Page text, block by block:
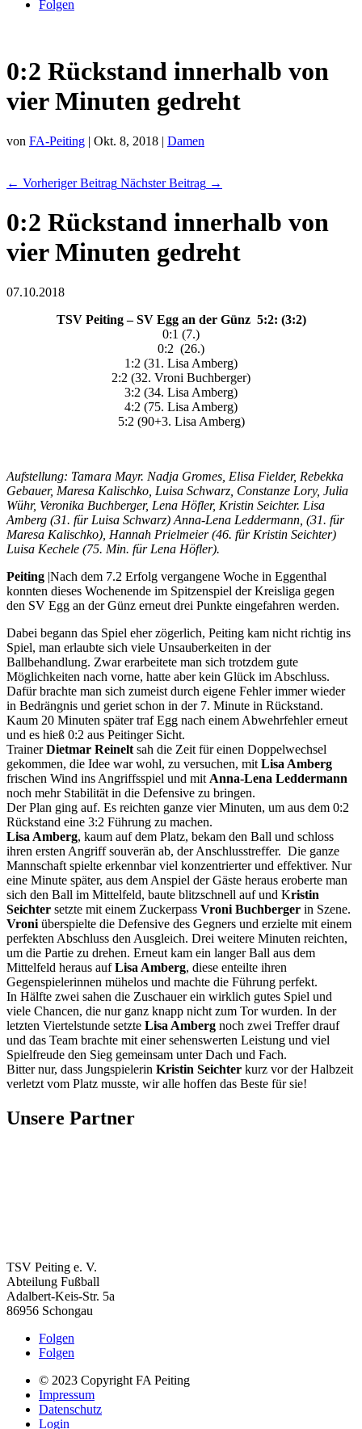
Folgen
0:2 Rückstand innerhalb von
vier Minuten gedreht
von FA-Peiting | Okt. 8, 2018 | Damen
← Vorheriger Beitrag Nächster Beitrag →
0:2 Rückstand innerhalb von
vier Minuten gedreht
07.10.2018
TSV Peiting – SV Egg an der Günz 5:2: (3:2)
0:1 (7.)
0:2 (26.)
1:2 (31. Lisa Amberg)
2:2 (32. Vroni Buchberger)
3:2 (34. Lisa Amberg)
4:2 (75. Lisa Amberg)
5:2 (90+3. Lisa Amberg)
Aufstellung: Tamara Mayr. Nadja Gromes, Elisa Fielder, Rebekka
Gebauer, Maresa Kalischko, Luisa Schwarz, Constanze Lory, Julia
Wühr, Veronika Buchberger, Lena Höfler, Kristin Seichter. Lisa
Amberg (31. für Luisa Schwarz) Anna-Lena Leddermann, (31. für
Maresa Kalischko), Hannah Prielmeier (46. für Kristin Seichter)
Luisa Kechele (75. Min. für Lena Höfler).
Peiting |Nach dem 7.2 Erfolg vergangene Woche in Eggenthal
konnten dieses Wochenende im Spitzenspiel der Kreisliga gegen
den SV Egg an der Günz erneut drei Punkte eingefahren werden.
Dabei begann das Spiel eher zögerlich, Peiting kam nicht richtig ins
Spiel, man erlaubte sich viele Unsauberkeiten in der
Ballbehandlung. Zwar erarbeitete man sich trotzdem gute
Möglichkeiten nach vorne, hatte aber kein Glück im Abschluss.
Dafür brachte man sich zumeist durch eigene Fehler immer wieder
in Bedrängnis und geriet schon in der 7. Minute in Rückstand.
Kaum 20 Minuten später traf Egg nach einem Abwehrfehler erneut
und es hieß 0:2 aus Peitinger Sicht.
TrainerDietmar Reinelt sah die Zeit für einen Doppelwechsel
gekommen, die Idee war wohl, zu versuchen, mit Lisa Amberg
frischen Wind ins Angriffsspiel und mit Anna-Lena Leddermann
noch mehr Stabilität in die Defensive zu bringen.
Der Plan ging auf. Es reichten ganze vier Minuten, um aus dem 0:2
Rückstand eine 3:2 Führung zu machen.
Lisa Amberg, kaum auf dem Platz, bekam den Ball und schloss
ihren ersten Angriff souverän ab, der Anschlusstreffer. Die ganze
Mannschaft spielte erkennbar viel konzentrierter und effektiver. Nur
eine Minute später, aus dem Anspiel der Gäste heraus eroberte man
sich den Ball im Mittelfeld, baute blitzschnell auf und Kristin
Seichter setzte mit einem Zuckerpass Vroni Buchberger in Szene.
Vroni überspielte die Defensive des Gegners und erzielte mit einem
perfekten Abschluss den Ausgleich. Drei weitere Minuten reichten,
um die Partie zu drehen. Erneut kam ein langer Ball aus dem
Mittelfeld heraus aufLisa Amberg, diese enteilte ihren
Gegenspielerinnen mühelos und machte die Führung perfekt.
In Hälfte zwei sahen die Zuschauer ein wirklich gutes Spiel und
viele Chancen, die nur ganz knapp nicht zum Tor wurden. In der
letzten Viertelstunde setzte Lisa Amberg noch zwei Treffer drauf
und das Team brachte mit einer sehenswerten Leistung und viel
Spielfreude den Sieg gemeinsam unter Dach und Fach.
Bitter nur, dass Jungspielerin Kristin Seichter kurz vor der Halbzeit
verletzt vom Platz musste, wir alle hoffen das Beste für sie!
Unsere Partner
TSV Peiting e. V.
Abteilung Fußball
Adalbert-Keis-Str. 5a
86956 Schongau
Folgen
Folgen
© 2023 Copyright FA Peiting
Impressum
Datenschutz
Login